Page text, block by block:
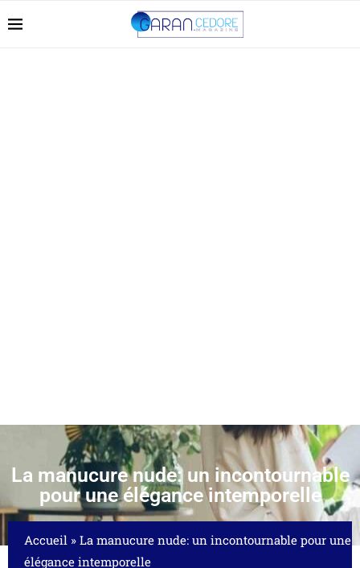
La manucure nude: un incontournable
pour une élégance intemporelle
Accueil » La manucure nude: un incontournable pour une
élégance intemporelle